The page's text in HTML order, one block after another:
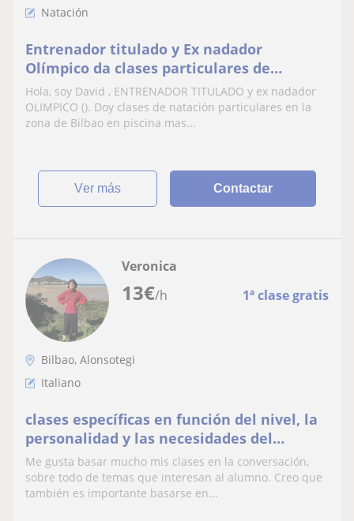
Natación
Entrenador titulado y Ex nadador
Olímpico da clases particulares de
natación adultos y niños
Hola, soy David , ENTRENADOR TITULADO y ex nadador
OLIMPICO (). Doy clases de natación particulares en la
zona de Bilbao en piscina mas...
ver más Contactar
13€/h 1ª clase gratis
Veronica
Bilbao, Alonsotegi
Italiano
clases específicas en función del nivel, la
personalidad y las necesidades del
alumno.
Me gusta basar mucho mis clases en la conversación,
sobre todo de temas que interesan al alumno. Creo que
también es importante basarse en...